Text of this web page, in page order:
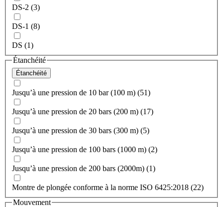
DS-2 (3)
DS-1 (8)
DS (1)
Étanchéité
Étanchéité
Jusqu’à une pression de 10 bar (100 m) (51)
Jusqu’à une pression de 20 bars (200 m) (17)
Jusqu’à une pression de 30 bars (300 m) (5)
Jusqu’à une pression de 100 bars (1000 m) (2)
Jusqu’à une pression de 200 bars (2000m) (1)
Montre de plongée conforme à la norme ISO 6425:2018 (22)
Mouvement